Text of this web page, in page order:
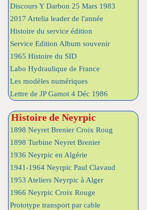
Discours Y Darbon 25 Mars 1983
2017 Artelia leader de l'année
Histoire du service édition
Service Edition Album souvenir
1965 Histoire du SID
Labo Hydraulique de France
Les modèles numériques
Lettre de JP Gamot 4 Déc 1986
Histoire de Neyrpic
1898 Neyret Brenier Croix Roug
1898 Turbine Neyret Brenier
1936 Neyrpic en Algérie
1941-1964 Neyrpic Paul Clavaud
1953 Ateliers Neyrpic à Alger
1966 Neyrpic Croix Rouge
Prototype transport par cable